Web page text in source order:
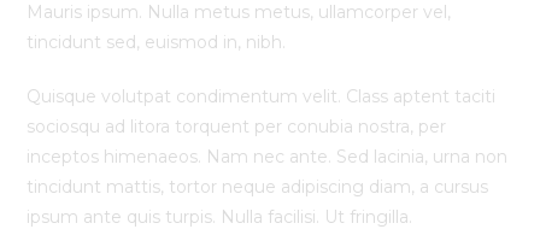
Mauris ipsum. Nulla metus metus, ullamcorper vel,
tincidunt sed, euismod in, nibh.
Quisque volutpat condimentum velit. Class aptent taciti
sociosqu ad litora torquent per conubia nostra, per
inceptos himenaeos. Nam nec ante. Sed lacinia, urna non
tincidunt mattis, tortor neque adipiscing diam, a cursus
ipsum ante quis turpis. Nulla facilisi. Ut fringilla.